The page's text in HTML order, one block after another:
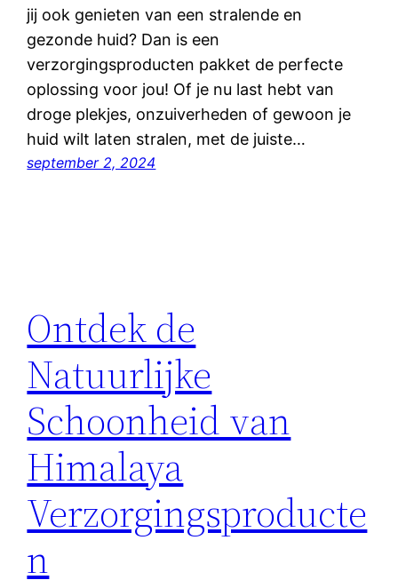
jij ook genieten van een stralende en
gezonde huid? Dan is een
verzorgingsproducten pakket de perfecte
oplossing voor jou! Of je nu last hebt van
droge plekjes, onzuiverheden of gewoon je
huid wilt laten stralen, met de juiste…
september 2, 2024
Ontdek de
Natuurlijke
Schoonheid van
Himalaya
Verzorgingsproducte
n